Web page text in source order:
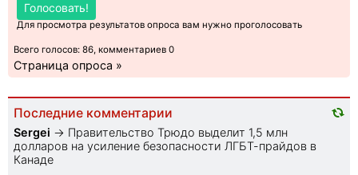
Голосовать!
Для просмотра результатов опроса вам нужно проголосовать
Всего голосов: 86, комментариев 0
Страница опроса »
Последние комментарии
Sеrgei → Правительство Трюдо выделит 1,5 млн
долларов на усиление безопасности ЛГБТ-прайдов в
Канаде